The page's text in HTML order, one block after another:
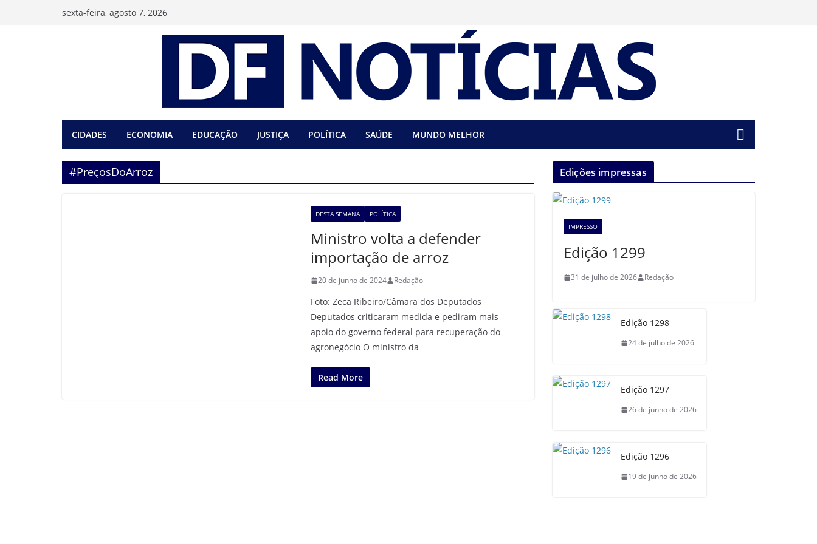
sexta-feira, agosto 7, 2026
CIDADES ECONOMIA EDUCAÇÃO JUSTIÇA POLÍTICA SAÚDE MUNDO MELHOR
#PreçosDoArroz
DESTA SEMANA POLÍTICA
Ministro volta a defender
importação de arroz
20 de junho de 2024 Redação
Foto: Zeca Ribeiro/Câmara dos Deputados
Deputados criticaram medida e pediram mais
apoio do governo federal para recuperação do
agronegócio O ministro da
Read More
Edições impressas
IMPRESSO
Edição 1299
31 de julho de 2026 Redação
Edição 1298
24 de julho de 2026
Edição 1297
26 de junho de 2026
Edição 1296
19 de junho de 2026